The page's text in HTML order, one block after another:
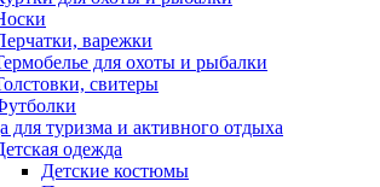
варежки
для охоты и рыбалки
свитеры
для туризма и активного отдыха
одежда
Детские костюмы